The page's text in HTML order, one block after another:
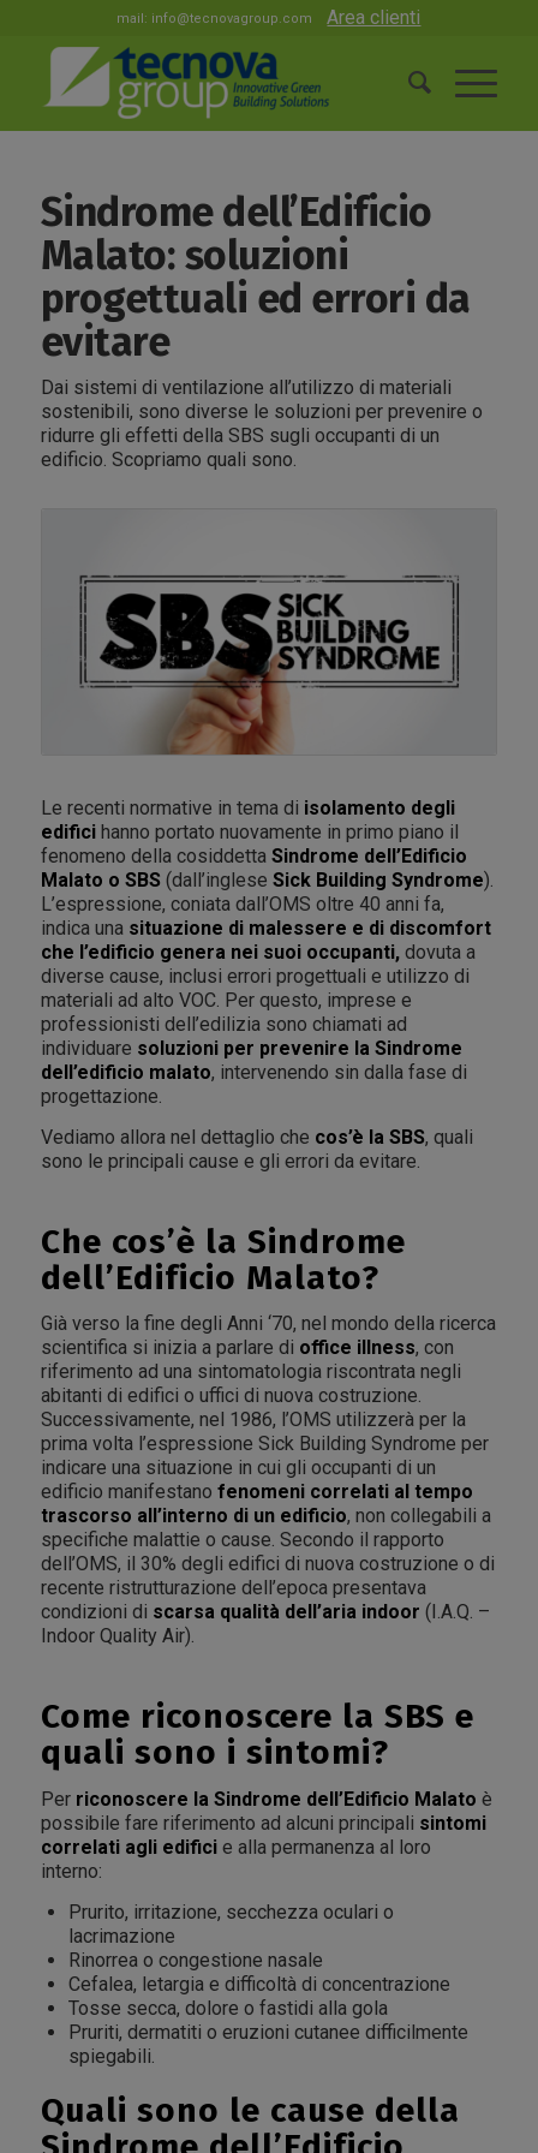
mail: info@tecnovagroup.com Area clienti
Sindrome dell’Edificio
Malato: soluzioni
progettuali ed errori da
evitare
Dai sistemi di ventilazione all’utilizzo di materiali
sostenibili, sono diverse le soluzioni per prevenire o
ridurre gli effetti della SBS sugli occupanti di un
edificio. Scopriamo quali sono.
Le recenti normative in tema di isolamento degli
edificihanno portato nuovamente in primo piano il
fenomeno della cosiddettaSindrome dell’Edificio
Malato o SBS(dall’inglese Sick Building Syndrome).
L’espressione, coniata dall’OMS oltre 40 anni fa,
indica una situazione di malessere e di discomfort
che l’edificio genera nei suoi occupanti,dovuta a
diverse cause, inclusi errori progettuali e utilizzo di
materiali ad alto VOC. Per questo, imprese e
professionisti dell’edilizia sono chiamati ad
individuare soluzioni per prevenire la Sindrome
dell’edificio malato, intervenendo sin dalla fase di
progettazione.
Vediamo allora nel dettaglio che cos’è la SBS, quali
sono le principali cause e gli errori da evitare.
Che cos’è la Sindrome
dell’Edificio Malato?
Già verso la fine degli Anni ‘70, nel mondo della ricerca
scientifica si inizia a parlare di office illness, con
riferimento ad una sintomatologia riscontrata negli
abitanti di edifici o uffici di nuova costruzione.
Successivamente, nel 1986, l’OMS utilizzerà per la
prima volta l’espressione Sick Building Syndrome per
indicare una situazione in cui gli occupanti di un
edificio manifestano fenomeni correlati al tempo
trascorso all’interno di un edificio, non collegabili a
specifiche malattie o cause. Secondo il rapporto
dell’OMS, il 30% degli edifici di nuova costruzione o di
recente ristrutturazione dell’epoca presentava
condizioni di scarsa qualità dell’aria indoor (I.A.Q. –
Indoor Quality Air).
Come riconoscere la SBS e
quali sono i sintomi?
Perriconoscere la Sindrome dell’Edificio Malato è
possibile fare riferimento ad alcuni principali sintomi
correlati agli edifici e alla permanenza al loro
interno:
Prurito, irritazione, secchezza oculari o
lacrimazione
Rinorrea o congestione nasale
Cefalea, letargia e difficoltà di concentrazione
Tosse secca, dolore o fastidi alla gola
Pruriti, dermatiti o eruzioni cutanee difficilmente
spiegabili.
Quali sono le cause della